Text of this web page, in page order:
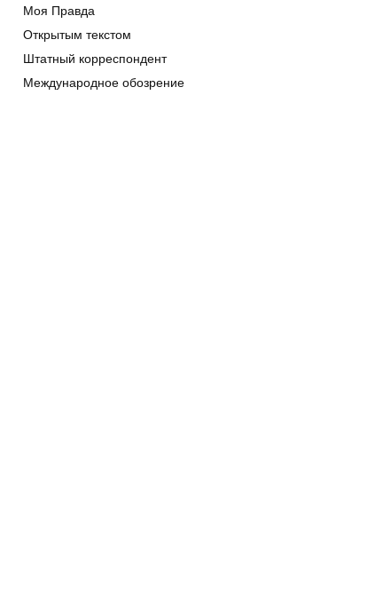
Моя Правда
Открытым текстом
Штатный корреспондент
Международное обозрение